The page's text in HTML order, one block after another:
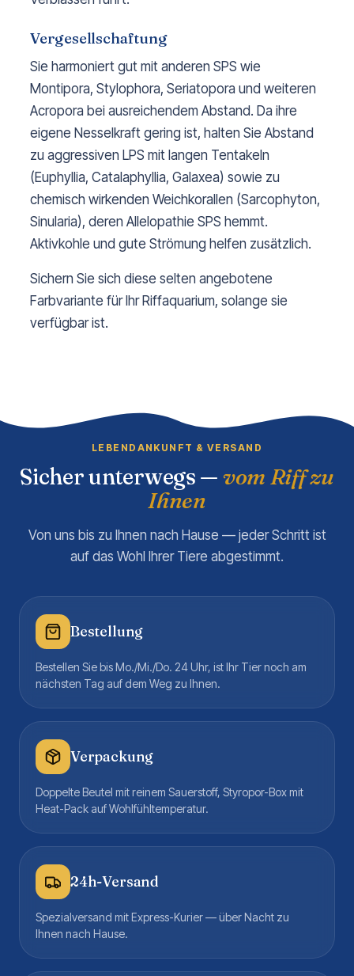
Vergesellschaftung
Sie harmoniert gut mit anderen SPS wie
Montipora, Stylophora, Seriatopora und weiteren
Acropora bei ausreichendem Abstand. Da ihre
eigene Nesselkraft gering ist, halten Sie Abstand
zu aggressiven LPS mit langen Tentakeln
(Euphyllia, Catalaphyllia, Galaxea) sowie zu
chemisch wirkenden Weichkorallen (Sarcophyton,
Sinularia), deren Allelopathie SPS hemmt.
Aktivkohle und gute Strömung helfen zusätzlich.
Sichern Sie sich diese selten angebotene
Farbvariante für Ihr Riffaquarium, solange sie
verfügbar ist.
LEBENDANKUNFT & VERSAND
Sicher unterwegs — vom Riff zu
Ihnen
Von uns bis zu Ihnen nach Hause — jeder Schritt ist
auf das Wohl Ihrer Tiere abgestimmt.
Bestellung
Bestellen Sie bis Mo./Mi./Do. 24 Uhr, ist Ihr Tier noch am
nächsten Tag auf dem Weg zu Ihnen.
Verpackung
Doppelte Beutel mit reinem Sauerstoff, Styropor-Box mit
Heat-Pack auf Wohlfühltemperatur.
24h-Versand
Spezialversand mit Express-Kurier — über Nacht zu
Ihnen nach Hause.